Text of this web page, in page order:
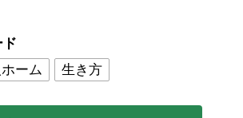
ド
ーム
生き方